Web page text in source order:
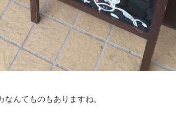
んてものもありますね。